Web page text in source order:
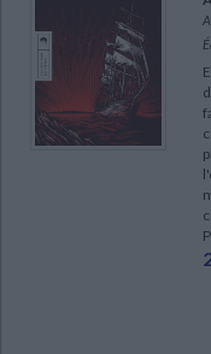
Bibliothèque de la Pléiade
Classiques scolaires
Littérature de voyage
Littérature en version
Histoire de France
Histoire - Généralités
Histoire ancienne